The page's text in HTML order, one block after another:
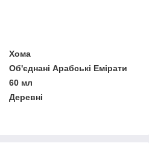
Хома
Об'єднані Арабські Емірати
60 мл
Деревні